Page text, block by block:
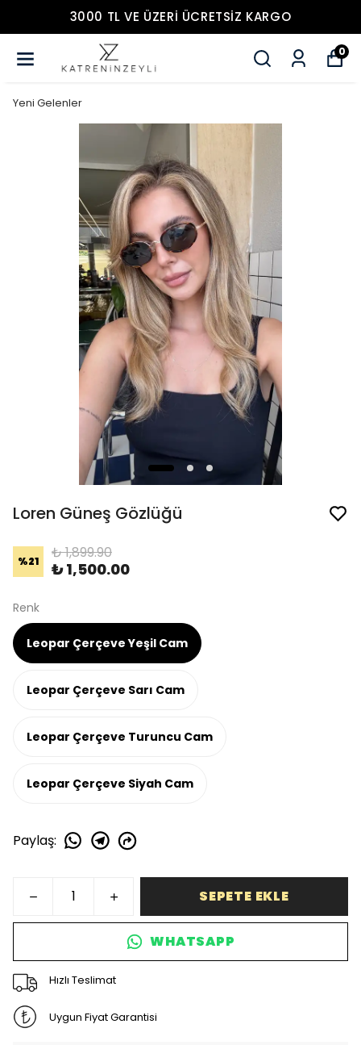
3000 TL VE ÜZERİ ÜCRETSİZ KARGO
0
Yeni Gelenler
Loren Güneş Gözlüğü
%21 ₺ 1,899.90
₺ 1,500.00
Renk
Leopar Çerçeve Yeşil Cam
Leopar Çerçeve Sarı Cam
Leopar Çerçeve Turuncu Cam
Leopar Çerçeve Siyah Cam
Paylaş:
SEPETE EKLE
WHATSAPP
Hızlı Teslimat
Uygun Fiyat Garantisi